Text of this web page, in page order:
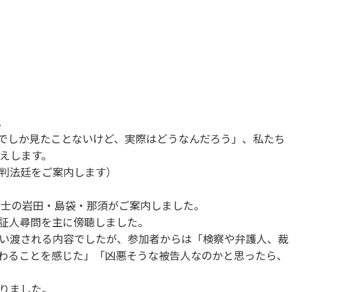
か見たことないけど、実際はどうなんだろう」、私たち
ます。
法廷をご案内します）
岩田・島袋・那須がご案内しました。
尋問を主に傍聴しました。
される内容でしたが、参加者からは「検察や弁護人、裁
ことを感じた」「凶悪そうな被告人なのかと思ったら、
した。